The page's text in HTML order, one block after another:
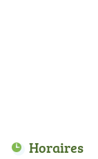
Horaires